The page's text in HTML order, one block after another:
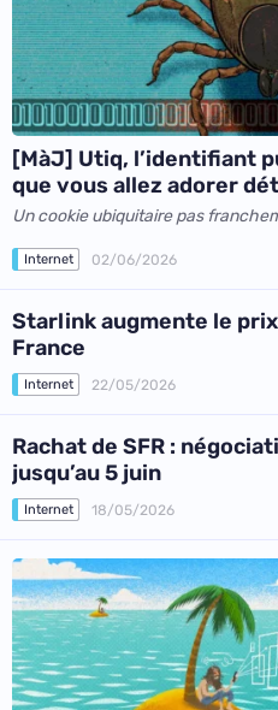
[MàJ] Utiq, l’identifiant
que vous allez adorer
Un cookie ubiquitaire pas
Internet 02/06/2026
Starlink augmente le
France
Internet 22/05/2026
Rachat de SFR :
jusqu’au 5 juin
Internet 18/05/2026